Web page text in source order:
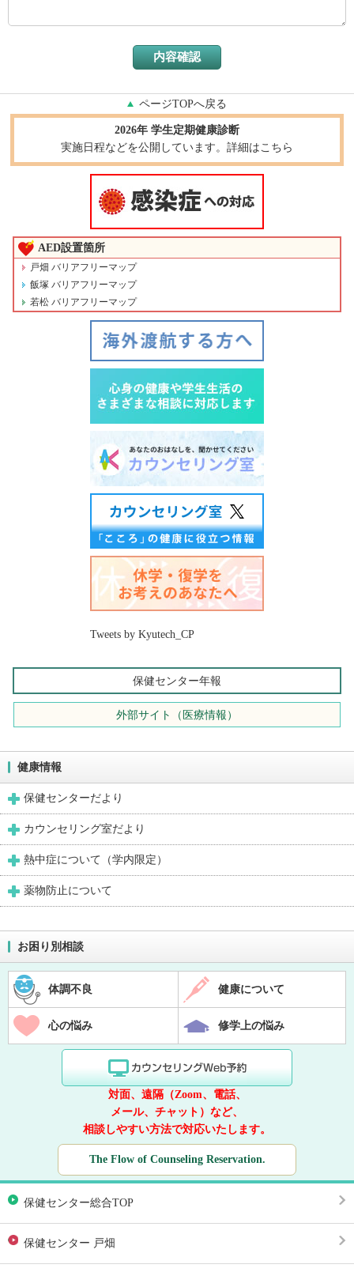
ページTOPへ戻る
2026年 学生定期健康診断
実施日程などを公開しています。詳細はこちら
AED設置箇所
戸畑 バリアフリーマップ
飯塚 バリアフリーマップ
若松 バリアフリーマップ
Tweets by Kyutech_CP
保健センター年報
外部サイト（医療情報）
健康情報
保健センターだより
カウンセリング室だより
熱中症について（学内限定）
薬物防止について
お困り別相談
体調不良 健康について
心の悩み 修学上の悩み
対面、遠隔（Zoom、電話、
メール、チャット）など、
相談しやすい方法で対応いたします。
The Flow of Counseling Reservation.
保健センター総合TOP
保健センター 戸畑